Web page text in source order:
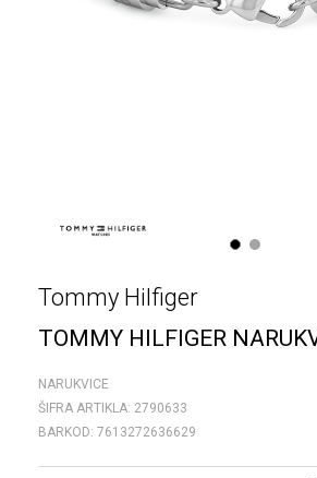
1 2
Tommy Hilfiger
TOMMY HILFIGER
NARUKVICE
ŠIFRA ARTIKLA: 2790633
BARKOD: 7613272636629